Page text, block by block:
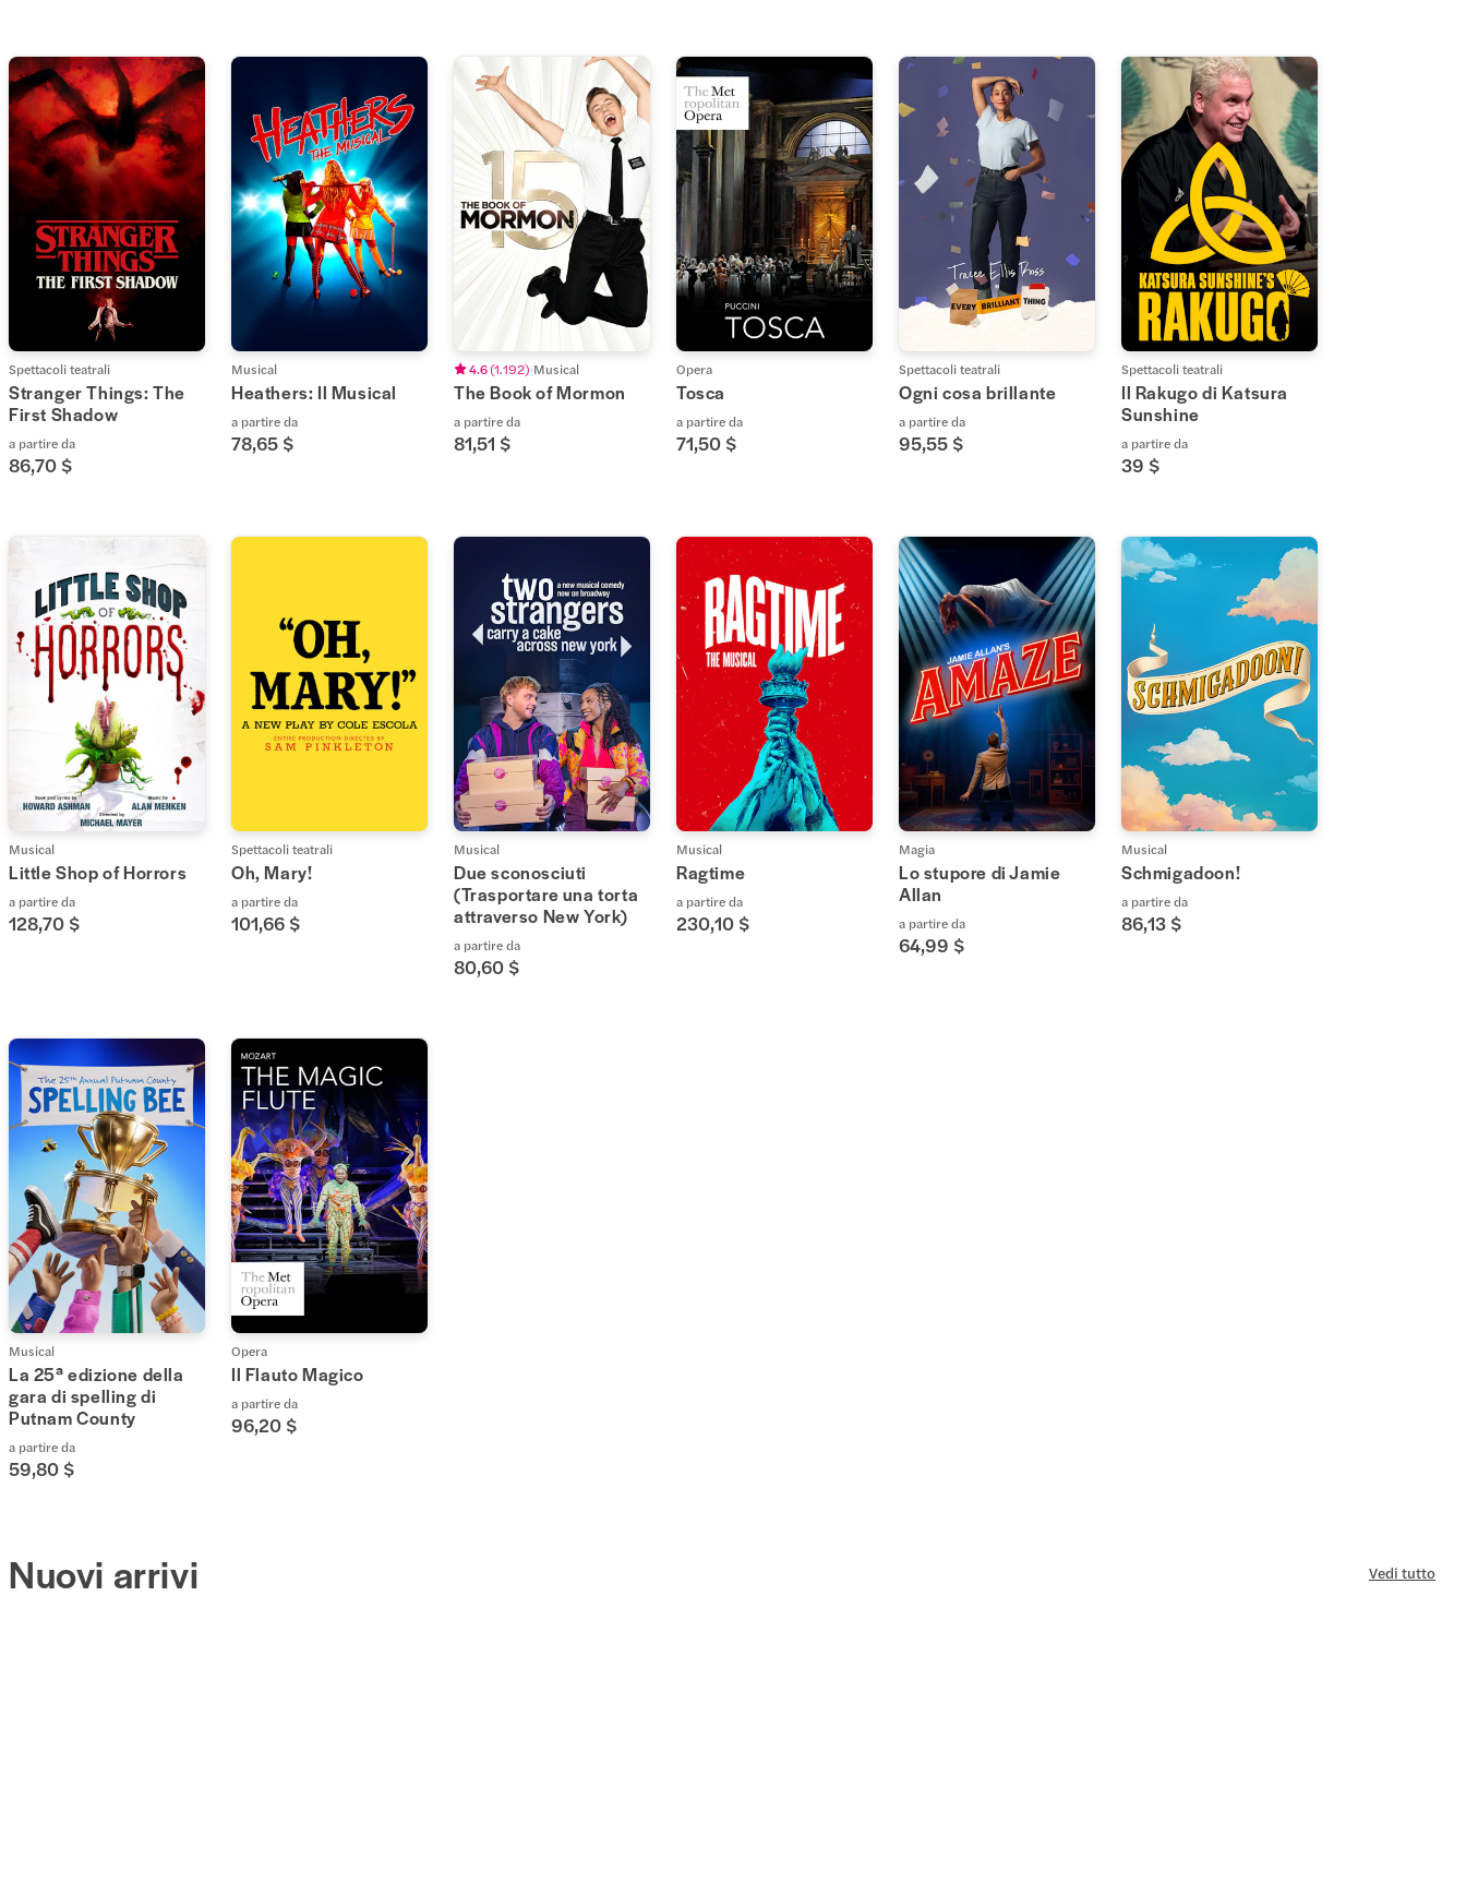
Spettacoli teatrali
Stranger Things: The
First Shadow
a partire da
86,70 $
Musical
Heathers: Il Musical
a partire da
78,65 $
4.6(1.192) Musical
The Book of Mormon
a partire da
81,51 $
Opera
Tosca
a partire da
71,50 $
Spettacoli teatrali
Ogni cosa brillante
a partire da
95,55 $
Spettacoli teatrali
Il Rakugo di Katsura
Sunshine
a partire da
39 $
Musical
Little Shop of Horrors
a partire da
128,70 $
Spettacoli teatrali
Oh, Mary!
a partire da
101,66 $
Musical
Due sconosciuti
(Trasportare una torta
attraverso New York)
a partire da
80,60 $
Musical
Ragtime
a partire da
230,10 $
Magia
Lo stupore di Jamie
Allan
a partire da
64,99 $
Musical
Schmigadoon!
a partire da
86,13 $
Musical
La 25ª edizione della
gara di spelling di
Putnam County
a partire da
59,80 $
Opera
Il Flauto Magico
a partire da
96,20 $
Nuovi arrivi Vedi tutto